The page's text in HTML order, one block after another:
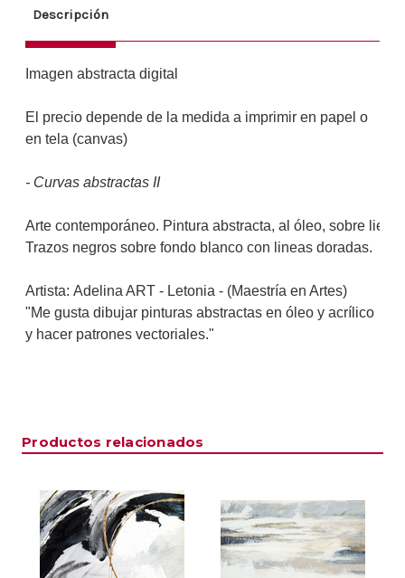
Descripción
Imagen abstracta digital
El precio depende de la medida a imprimir en papel o
en tela (canvas)
- Curvas abstractas II
Arte contemporáneo. Pintura abstracta, al óleo, sobre
Trazos negros sobre fondo blanco con lineas doradas.
Artista: Adelina ART - Letonia - (Maestría en Artes)
"Me gusta dibujar pinturas abstractas en óleo y acrílico
y hacer patrones vectoriales."
Productos relacionados